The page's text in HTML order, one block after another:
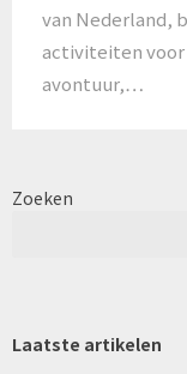
van Nederland,
activiteiten voor
avontuur,…
Zoeken
Laatste artikelen